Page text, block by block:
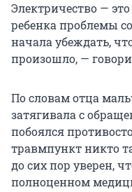
Электричество —
ребенка проблемы
начала убеждать,
произошло, —
По словам отца
затягивала с
побоялся
травмпункт никто
до сих пор уверен,
полноценном